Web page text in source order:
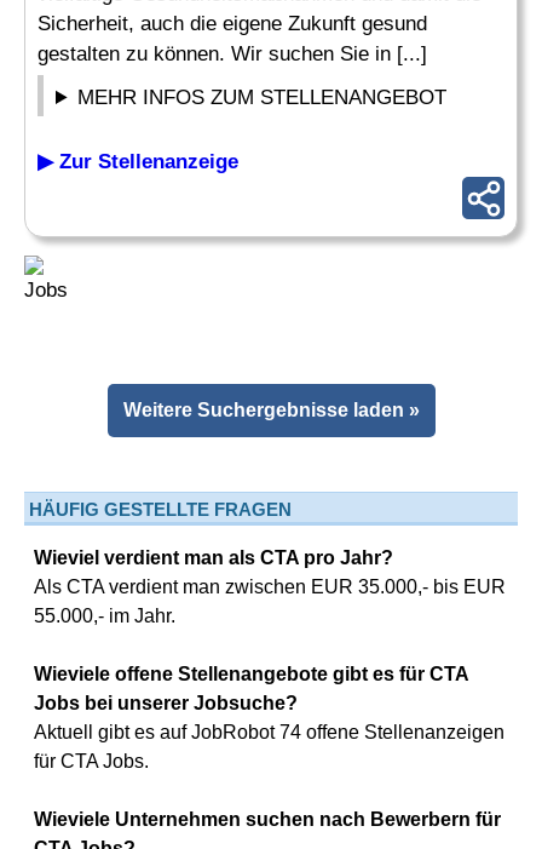
Sicherheit, auch die eigene Zukunft gesund
gestalten zu können. Wir suchen Sie in [...]
MEHR INFOS ZUM STELLENANGEBOT
▶ Zur Stellenanzeige
Weitere Suchergebnisse laden »
HÄUFIG GESTELLTE FRAGEN
Wieviel verdient man als CTA pro Jahr?
Als CTA verdient man zwischen EUR 35.000,- bis EUR
55.000,- im Jahr.
Wieviele offene Stellenangebote gibt es für CTA
Jobs bei unserer Jobsuche?
Aktuell gibt es auf JobRobot 74 offene Stellenanzeigen
für CTA Jobs.
Wieviele Unternehmen suchen nach Bewerbern für